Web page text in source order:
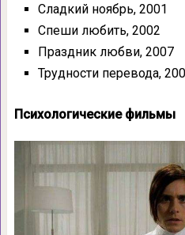
Сладкий ноябрь, 2001
Спеши любить, 2002
Праздник любви, 2007
Трудности перевода,
Психологические фильмы